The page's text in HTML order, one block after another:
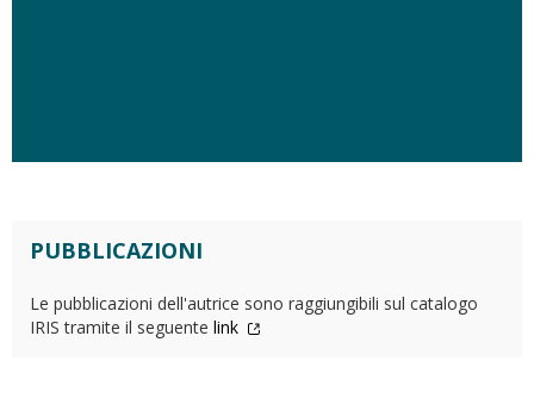
PUBBLICAZIONI
Le pubblicazioni dell'autrice sono raggiungibili sul catalogo
IRIS tramite il seguente link